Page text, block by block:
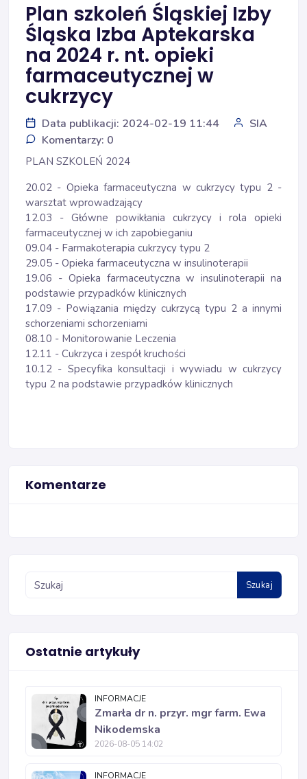
Plan szkoleń Śląskiej Izby
Śląska Izba Aptekarska
na 2024 r. nt. opieki
farmaceutycznej w
cukrzycy
Data publikacji: 2024-02-19 11:44
SIA
Komentarzy: 0
PLAN SZKOLEŃ 2024
20.02 - Opieka farmaceutyczna w cukrzycy typu 2 -
warsztat wprowadzający
12.03 - Główne powikłania cukrzycy i rola opieki
farmaceutycznej w ich zapobieganiu
09.04 - Farmakoterapia cukrzycy typu 2
29.05 - Opieka farmaceutyczna w insulinoterapii
19.06 - Opieka farmaceutyczna w insulinoterapii na
podstawie przypadków klinicznych
17.09 - Powiązania między cukrzycą typu 2 a innymi
schorzeniami schorzeniami
08.10 - Monitorowanie Leczenia
12.11 - Cukrzyca i zespół kruchości
10.12 - Specyfika konsultacji i wywiadu w cukrzycy
typu 2 na podstawie przypadków klinicznych
Komentarze
Szukaj
Ostatnie artykuły
INFORMACJE
Zmarła dr n. przyr. mgr farm. Ewa
Nikodemska
2026-08-05 14:02
INFORMACJE